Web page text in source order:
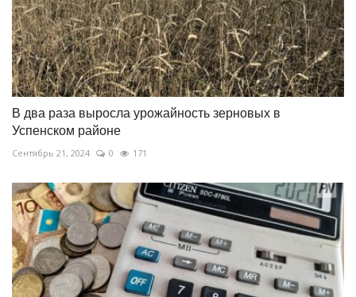
В два раза выросла урожайность зерновых в
Успенском районе
Сентябрь 21, 2024 0 171